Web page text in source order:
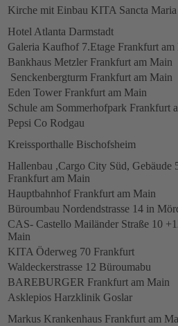
Kirche mit Einbau KITA Sancta Maria
Hotel Atlanta Darmstadt
Galeria Kaufhof 7.Etage Frankfurt am
Bankhaus Metzler Frankfurt am Main
Senckenbergturm Frankfurt am Main
Eden Tower Frankfurt am Main
Schule am Sommerhofpark Frankfurt
Pepsi Co Rodgau
Kreissporthalle Bischofsheim
Hallenbau ,Cargo City Süd, Gebäude
Frankfurt am Main
Hauptbahnhof Frankfurt am Main
Büroumbau Nordendstrasse 14 in
CAS- Castello Mailänder Straße 10
Main
KITA Öderweg 70 Frankfurt
Waldeckerstrasse 12 Büroumabu
BAREBURGER Frankfurt am Main
Asklepios Harzklinik Goslar
Markus Krankenhaus Frankfurt am